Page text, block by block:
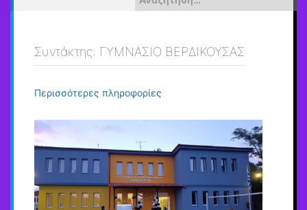
για:
Συντάκτης: ΓΥΜΝΑΣΙΟ ΒΕΡΔΙΚΟΥΣΑΣ
Περισσότερες πληροφορίες